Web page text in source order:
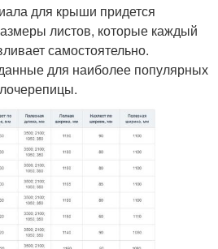
для крыши придется
листов, которые каждый
самостоятельно.
для наиболее популярных